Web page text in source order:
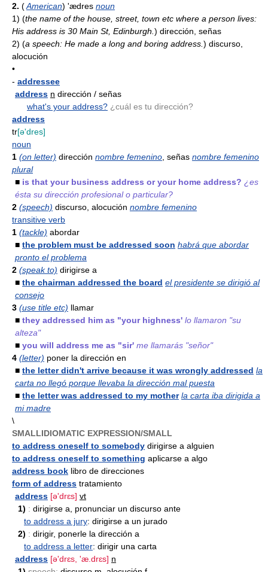
2. (American) 'ædres noun
1) (the name of the house, street, town etc where a person lives:
His address is 30 Main St, Edinburgh. ) dirección, señas
2) (a speech: He made a long and boring address. ) discurso,
alocución
•
- addressee
address n dirección / señas
what's your address? ¿cuál es tu dirección?
address
tr[ə'dres]
noun
1 (on letter) dirección nombre femenino , señas nombre femenino
plural
■ is that your business address or your home address? ¿es
ésta su dirección profesional o particular?
2 (speech) discurso, alocución nombre femenino
transitive verb
1 (tackle) abordar
■ the problem must be addressed soon habrá que abordar
pronto el problema
2 (speak to) dirigirse a
■ the chairman addressed the board el presidente se dirigió al
consejo
3 (use title etc) llamar
■ they addressed him as "your highness' lo llamaron "su
alteza"
■ you will address me as "sir' me llamarás "señor"
4 (letter) poner la dirección en
■ the letter didn't arrive because it was wrongly addressed la
carta no llegó porque llevaba la dirección mal puesta
■ the letter was addressed to my mother la carta iba dirigida a
mi madre
\
SMALLIDIOMATIC EXPRESSION/SMALL
to address oneself to somebody dirigirse a alguien
to address oneself to something aplicarse a algo
address book libro de direcciones
form of address tratamiento
address [ə'drɛs] vt
1) : dirigirse a, pronunciar un discurso ante
to address a jury: dirigirse a un jurado
2) : dirigir, ponerle la dirección a
to address a letter: dirigir una carta
address [ə'drɛs, 'æ.drɛs] n